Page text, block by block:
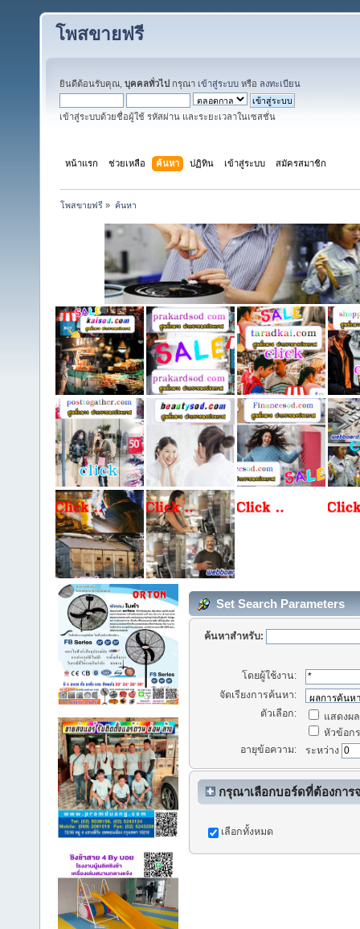
โพสขายฟรี
ยินดีต้อนรับคุณ, บุคคลทั่วไป กรุณา เข้าสู่ระบบ หรือ ลงทะเบียน
เข้าสู่ระบบด้วยชื่อผู้ใช้ รหัสผ่าน และระยะเวลาในเซสชั่น
หน้าแรก ช่วยเหลือ ค้นหา ปฏิทิน เข้าสู่ระบบ สมัครสมาชิก
โพสขายฟรี » ค้นหา
Set Search Parameters
ค้นหาสำหรับ:
โดยผู้ใช้งาน:
จัดเรียงการค้นหา:
ตัวเลือก:
แสดงผ
หัวข้อก
อายุข้อความ:
ระหว่าง
กรุณาเลือกบอร์ดที่ต้องกา
เลือกทั้งหมด